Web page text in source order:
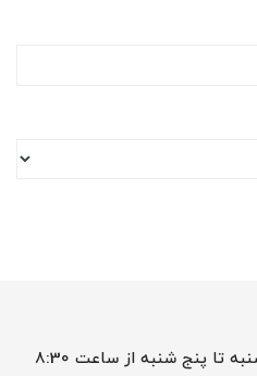
ساعت کار فروشگاه حضوری : شنبه تا پنج شنبه از ساعت 8:30